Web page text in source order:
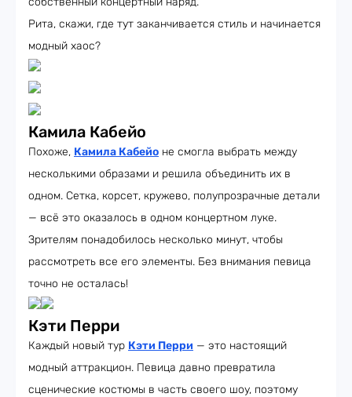
Рита, скажи, где тут заканчивается стиль и начинается
модный хаос?
Камила Кабейо
Похоже, Камила Кабейо не смогла выбрать между
несколькими образами и решила объединить их в
одном. Сетка, корсет, кружево, полупрозрачные детали
— всё это оказалось в одном концертном луке.
Зрителям понадобилось несколько минут, чтобы
рассмотреть все его элементы. Без внимания певица
точно не осталась!
Кэти Перри
Каждый новый тур Кэти Перри — это настоящий
модный аттракцион. Певица давно превратила
сценические костюмы в часть своего шоу, поэтому